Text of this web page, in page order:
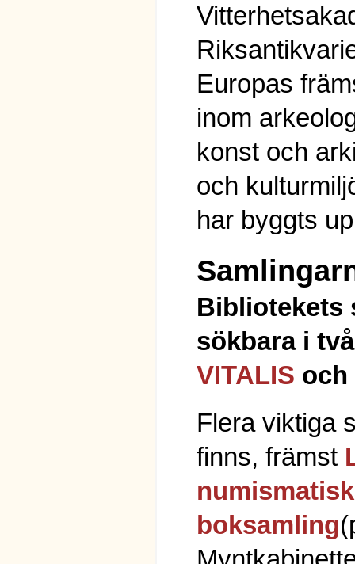
Europas
inom
konst och
och
har byggts
Bibliotekets
sökbara i
VITALIS och
Flera viktiga
finns, främst
boksamling